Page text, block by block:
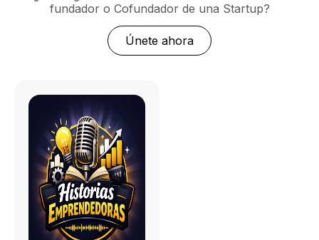
fundador o Cofundador de una Startup?
Únete ahora